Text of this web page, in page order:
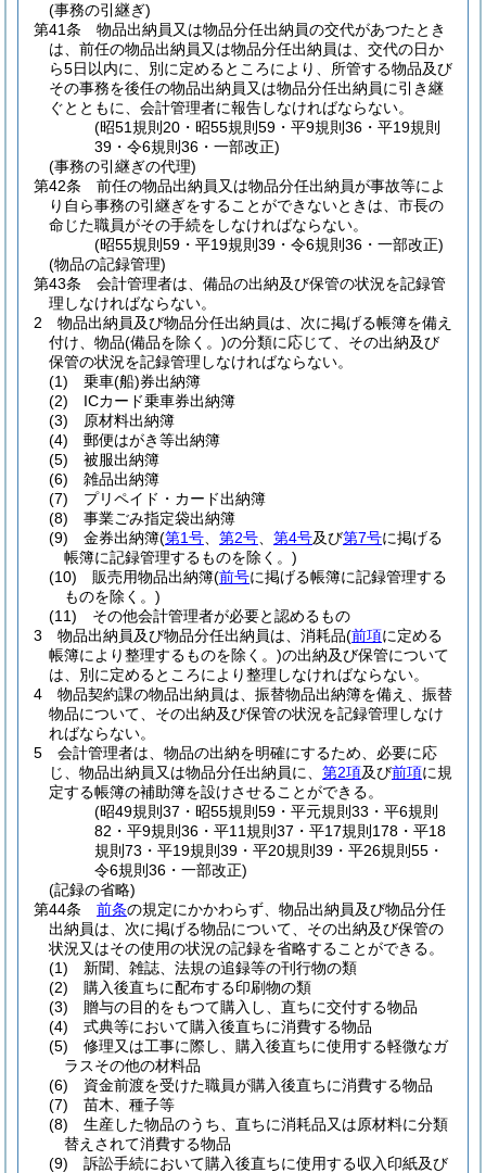
(事務の引継ぎ)
第41条
物品出納員又は物品分任出納員の交代があつたとき
は、前任の物品出納員又は物品分任出納員は、交代の日か
ら5日以内に、別に定めるところにより、所管する物品及び
その事務を後任の物品出納員又は物品分任出納員に引き継
ぐとともに、会計管理者に報告しなければならない。
(昭51規則20・昭55規則59・平9規則36・平19規則
39・令6規則36・一部改正)
(事務の引継ぎの代理)
第42条
前任の物品出納員又は物品分任出納員が事故等によ
り自ら事務の引継ぎをすることができないときは、市長の
命じた職員がその手続をしなければならない。
(昭55規則59・平19規則39・令6規則36・一部改正)
(物品の記録管理)
第43条
会計管理者は、備品の出納及び保管の状況を記録管
理しなければならない。
2
物品出納員及び物品分任出納員は、次に掲げる帳簿を備え
付け、物品(備品を除く。)の分類に応じて、その出納及び
保管の状況を記録管理しなければならない。
(1)
乗車(船)券出納簿
(2)
ICカード乗車券出納簿
(3)
原材料出納簿
(4)
郵便はがき等出納簿
(5)
被服出納簿
(6)
雑品出納簿
(7)
プリペイド・カード出納簿
(8)
事業ごみ指定袋出納簿
(9)
金券出納簿(第1号 第2号 第4号及び第7号に掲げる
帳簿に記録管理するものを除く。)
(10)
販売用物品出納簿(前号に掲げる帳簿に記録管理する
ものを除く。)
(11)
その他会計管理者が必要と認めるもの
3
物品出納員及び物品分任出納員は、消耗品(前項に定める
帳簿により整理するものを除く。)の出納及び保管について
は、別に定めるところにより整理しなければならない。
4
物品契約課の物品出納員は、振替物品出納簿を備え、振替
物品について、その出納及び保管の状況を記録管理しなけ
ればならない。
5
会計管理者は、物品の出納を明確にするため、必要に応
じ、物品出納員又は物品分任出納員に、 第2項及び前項に規
定する帳簿の補助簿を設けさせることができる。
(昭49規則37・昭55規則59・平元規則33・平6規則
82・平9規則36・平11規則37・平17規則178・平18
規則73・平19規則39・平20規則39・平26規則55・
令6規則36・一部改正)
(記録の省略)
第44条
前条の規定にかかわらず、物品出納員及び物品分任
出納員は、次に掲げる物品について、その出納及び保管の
状況又はその使用の状況の記録を省略することができる。
(1)
新聞、雑誌、法規の追録等の刊行物の類
(2)
購入後直ちに配布する印刷物の類
(3)
贈与の目的をもつて購入し、直ちに交付する物品
(4)
式典等において購入後直ちに消費する物品
(5)
修理又は工事に際し、購入後直ちに使用する軽微なガ
ラスその他の材料品
(6)
資金前渡を受けた職員が購入後直ちに消費する物品
(7)
苗木、種子等
(8)
生産した物品のうち、直ちに消耗品又は原材料に分類
替えされて消費する物品
(9)
訴訟手続において購入後直ちに使用する収入印紙及び